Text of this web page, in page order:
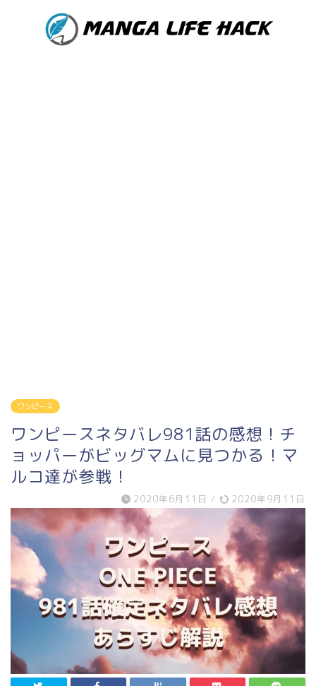
ワンピース
ワンピースネタバレ981話の感想！チ
ョッパーがビッグマムに見つかる！マ
ルコ達が参戦！
2020年6月11日 / 2020年9月11日